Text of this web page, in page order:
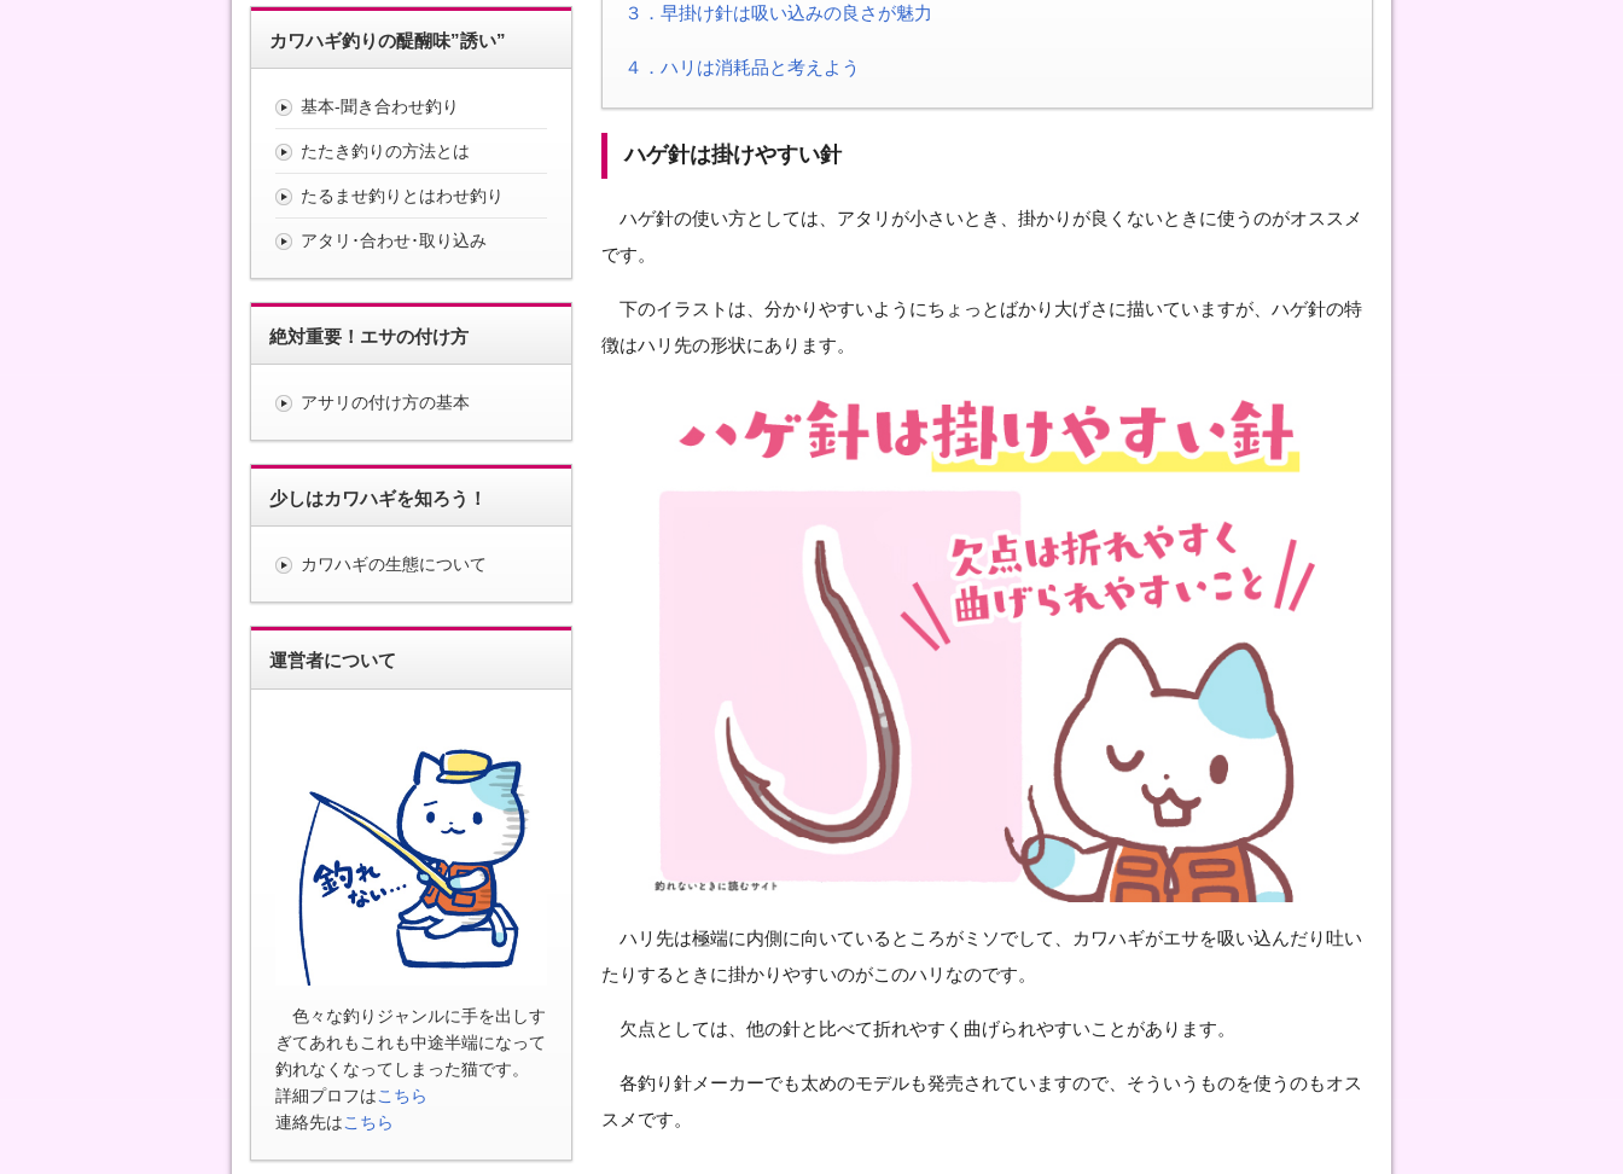
３．早掛け針は吸い込みの良さが魅力
４．ハリは消耗品と考えよう
ハゲ針は掛けやすい針
ハゲ針の使い方としては、アタリが小さいとき、掛かりが良くないときに使うのがオススメ
です。
下のイラストは、分かりやすいようにちょっとばかり大げさに描いていますが、ハゲ針の特
徴はハリ先の形状にあります。
ハリ先は極端に内側に向いているところがミソでして、カワハギがエサを吸い込んだり吐い
たりするときに掛かりやすいのがこのハリなのです。
欠点としては、他の針と比べて折れやすく曲げられやすいことがあります。
各釣り針メーカーでも太めのモデルも発売されていますので、そういうものを使うのもオス
スメです。
カワハギ釣りの醍醐味”誘い”
基本-聞き合わせ釣り
たたき釣りの方法とは
たるませ釣りとはわせ釣り
アタリ･合わせ･取り込み
絶対重要！エサの付け方
アサリの付け方の基本
少しはカワハギを知ろう！
カワハギの生態について
運営者について
色々な釣りジャンルに手を出しす
ぎてあれもこれも中途半端になって
釣れなくなってしまった猫です。
詳細プロフはこちら
連絡先はこちら